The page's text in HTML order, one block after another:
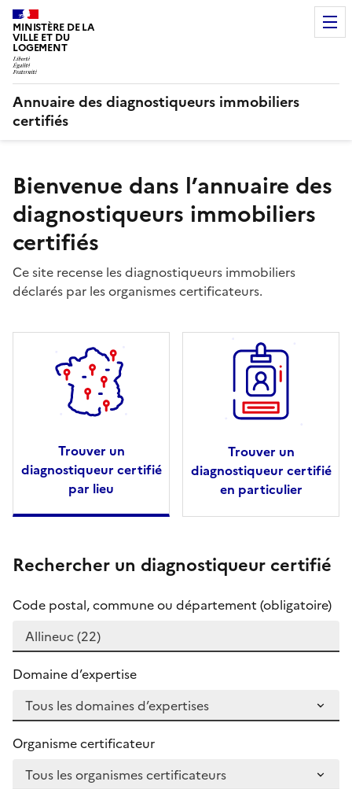
MINISTÈRE DE LA
VILLE ET DU
LOGEMENT
Annuaire des diagnostiqueurs immobiliers
certifiés
Bienvenue dans l’annuaire des
diagnostiqueurs immobiliers
certifiés
Ce site recense les diagnostiqueurs immobiliers
déclarés par les organismes certificateurs.
Trouver un
diagnostiqueur certifié
par lieu
Trouver un
diagnostiqueur certifié
en particulier
Rechercher un diagnostiqueur certifié
Code postal, commune ou département (obligatoire)
Domaine d’expertise
Organisme certificateur